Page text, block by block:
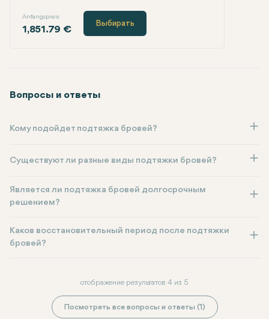
Anfangspreis
1,851.79 €
Выбирать
Вопросы и ответы
Кому подойдет подтяжка бровей?
Существуют ли разные виды подтяжки бровей?
Является ли подтяжка бровей долгосрочным
решением?
Каков восстановительный период после подтяжки
бровей?
отображение результатов 4 из 5
Посмотреть все вопросы и ответы (1)